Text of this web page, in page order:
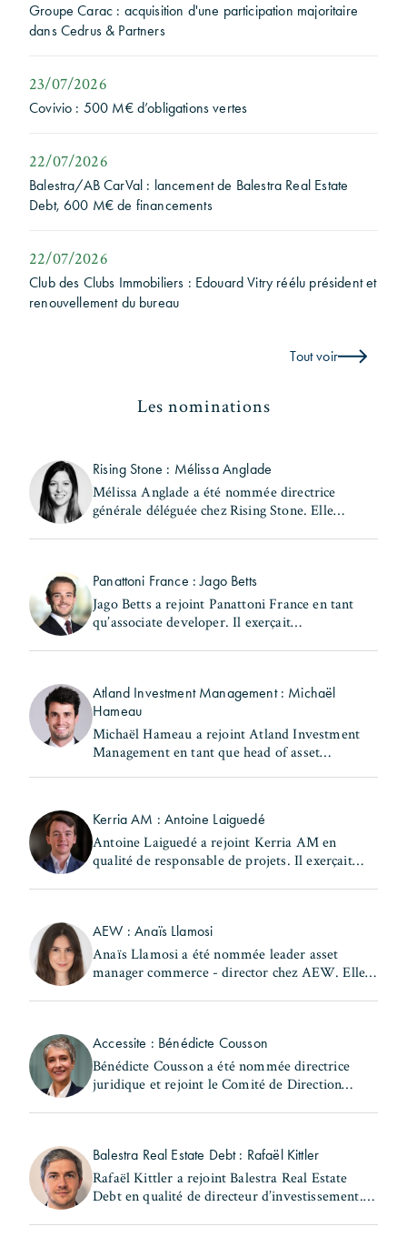
Groupe Carac : acquisition d'une participation majoritaire
dans Cedrus & Partners
23/07/2026
Covivio : 500 M€ d’obligations vertes
22/07/2026
Balestra/AB CarVal : lancement de Balestra Real Estate
Debt, 600 M€ de financements
22/07/2026
Club des Clubs Immobiliers : Edouard Vitry réélu président et
renouvellement du bureau
Tout voir
Les nominations
Rising Stone : Mélissa Anglade
Mélissa Anglade a été nommée directrice
générale déléguée chez Rising Stone. Elle
Panattoni France : Jago Betts
Jago Betts a rejoint Panattoni France en tant
qu’associate developer. Il exerçait
Atland Investment Management : Michaël
Hameau
Michaël Hameau a rejoint Atland Investment
Management en tant que head of asset
Kerria AM : Antoine Laiguedé
Antoine Laiguedé a rejoint Kerria AM en
qualité de responsable de projets. Il exerçait
AEW : Anaïs Llamosi
Anaïs Llamosi a été nommée leader asset
manager commerce - director chez AEW. Elle
Accessite : Bénédicte Cousson
Bénédicte Cousson a été nommée directrice
juridique et rejoint le Comité de Direction
Balestra Real Estate Debt : Rafaël Kittler
Rafaël Kittler a rejoint Balestra Real Estate
Debt en qualité de directeur d’investissement. Il